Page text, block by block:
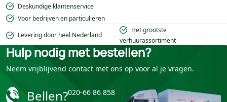
Deskundige klantenservice
Voor bedrijven en particulieren
Levering door heel Nederland
Het grootste
verhuurassortiment
Hulp nodig met bestellen?
Neem vrijblijvend contact met ons op voor al je vragen.
Bellen?020-66 86 858